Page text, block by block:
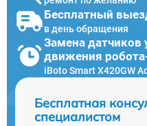
Бесплатный
в день обращения
Замена датчиков
движения
iBoto Smart Х420GW
Бесплатная
специалистом